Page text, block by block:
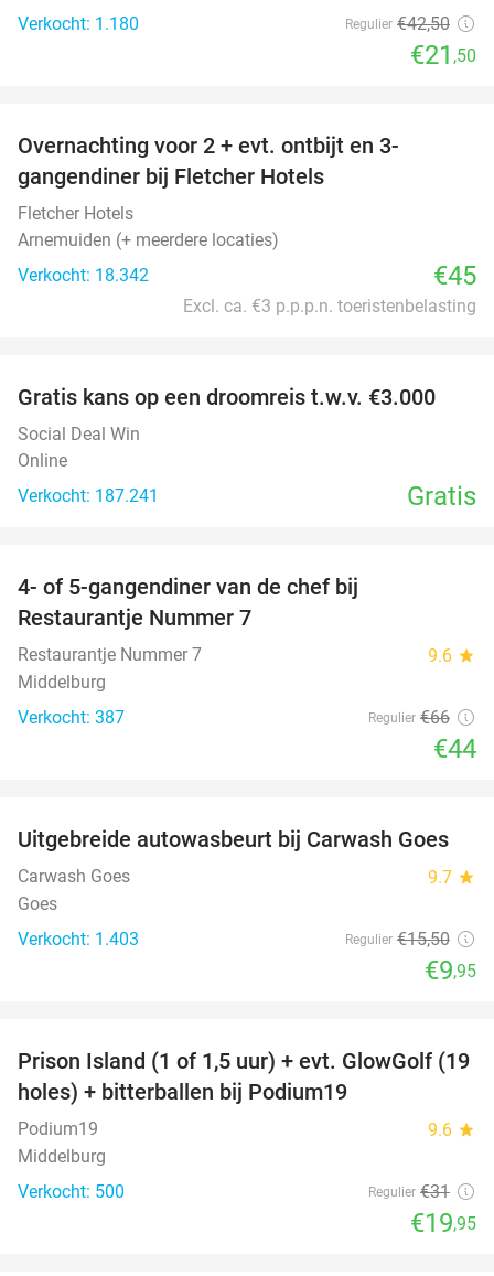
Verkocht: 1.180
Regulier €42,50
€21 ,50
Overnachting voor 2 + evt. ontbijt en 3-
gangendiner bij Fletcher Hotels
Fletcher Hotels
Arnemuiden (+ meerdere locaties)
Verkocht: 18.342
€45
Excl. ca. €3 p.p.p.n. toeristenbelasting
Gratis kans op een droomreis t.w.v. €3.000
Social Deal Win
Online
Verkocht: 187.241
Gratis
4- of 5-gangendiner van de chef bij
Restaurantje Nummer 7
Restaurantje Nummer 7 9.6 star
Middelburg
Verkocht: 387
Regulier €66
€44
36%
Uitgebreide autowasbeurt bij Carwash Goes
Carwash Goes 9.7 star
Goes
Verkocht: 1.403
Regulier €15,50
€9,95
36%
Prison Island (1 of 1,5 uur) + evt. GlowGolf (19
holes) + bitterballen bij Podium19
Podium19 9.6 star
Middelburg
Verkocht: 500
Regulier €31
€19,95